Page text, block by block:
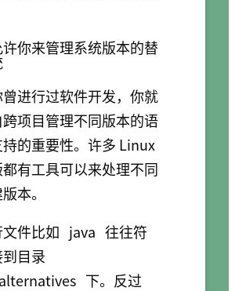
你来管理系统版本的替
进行过软件开发，你就
项目管理不同版本的语
的重要性。许多 Linux
有工具可以来处理不同
本。
件比如 java 往往符
目录
下。反过